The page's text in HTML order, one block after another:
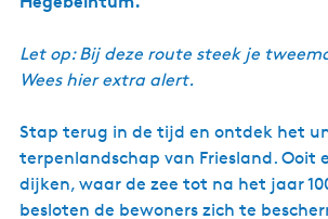
Let op: Bij deze route steek je
Wees hier extra alert.
Stap terug in de tijd en ontdek het
terpenlandschap van Friesland. Ooit
dijken, waar de zee tot na het jaar
besloten de bewoners zich te